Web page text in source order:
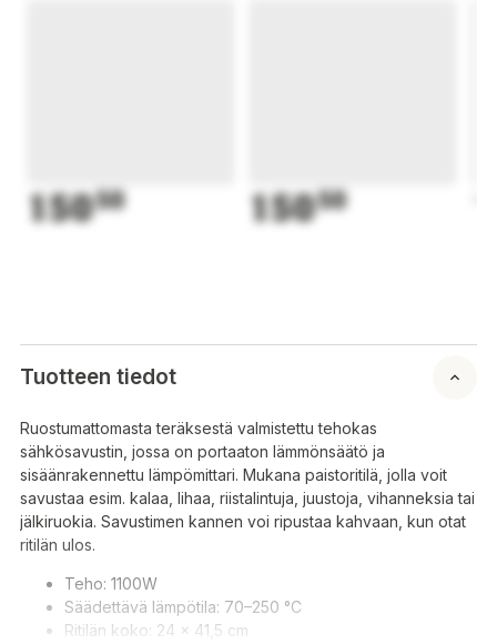
15050 15050
Tuotteen tiedot
Ruostumattomasta teräksestä valmistettu tehokas
sähkösavustin, jossa on portaaton lämmönsäätö ja
sisäänrakennettu lämpömittari. Mukana paistoritilä, jolla voit
savustaa esim. kalaa, lihaa, riistalintuja, juustoja, vihanneksia tai
jälkiruokia. Savustimen kannen voi ripustaa kahvaan, kun otat
ritilän ulos.
Teho: 1100W
Säädettävä lämpötila: 70–250 °C
Ritilän koko: 24 x 41,5 cm